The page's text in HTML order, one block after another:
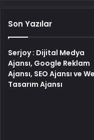
Son Yazılar
Serjoy : Dijital Medya
Ajansı, Google Reklam
Ajansı, SEO Ajansı ve
Tasarım Ajansı